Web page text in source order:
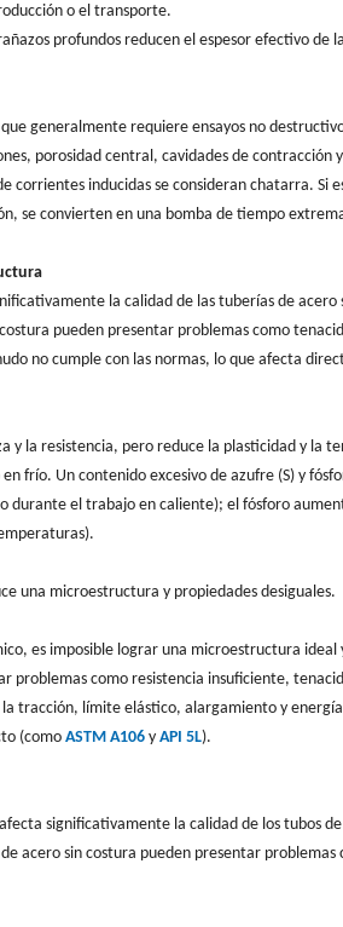
o el transporte.
profundos reducen el espesor efectivo de
generalmente requiere ensayos no
porosidad central, cavidades de contracción
corrientes inducidas se consideran chatarra. Si
se convierten en una bomba de tiempo
la calidad de las tuberías de acero
pueden presentar problemas como
no cumple con las normas, lo que afecta
y la resistencia, pero reduce la plasticidad y la
frío. Un contenido excesivo de azufre (S) y
durante el trabajo en caliente); el fósforo
una microestructura y propiedades desiguales.
es imposible lograr una microestructura
problemas como resistencia insuficiente,
tracción, límite elástico, alargamiento y
(como ASTM A106 y API 5L).
significativamente la calidad de los tubos
acero sin costura pueden presentar problemas